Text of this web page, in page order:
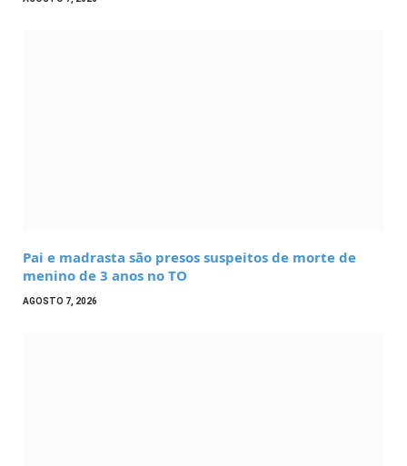
Pai e madrasta são presos suspeitos de morte de
menino de 3 anos no TO
AGOSTO 7, 2026